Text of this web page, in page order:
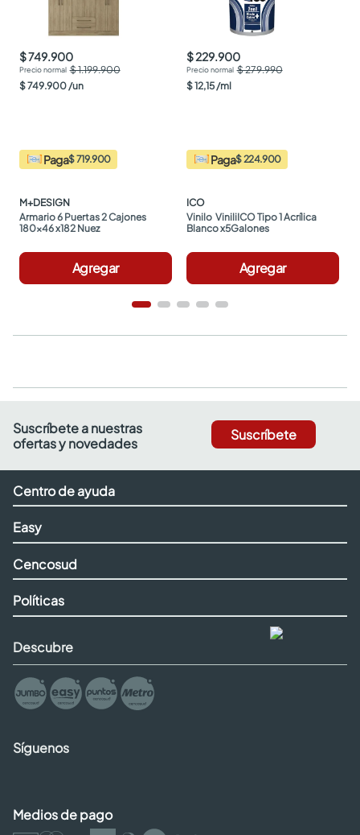
$ 749.900
$ 1.199.900
$749.900 /un
Paga$ 719.900
M+DESIGN
Armario 6 Puertas 2 Cajones
180x46 x182 Nuez
Agregar
$ 229.900
$ 279.990
$12,15 /ml
Paga$ 224.900
ICO
Vinilo  ViniliICO Tipo 1 Acrílica
Blanco x5Galones
Agregar
Suscríbete a nuestras
ofertas y novedades
Suscríbete
Centro de ayuda
Easy
Cencosud
Políticas
Descubre
Síguenos
Medios de pago